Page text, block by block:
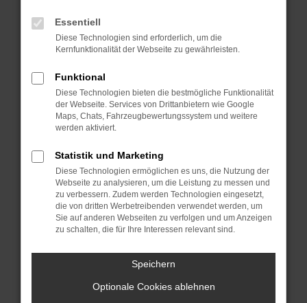
Laden andere Webseiten, zum Beispiel deine
Suchmaschine?
Prüfe deine Browsererweiterungen.
Manche Erweiterungen, wie Werbeblocker,
können das Laden bestimmter Seiten
verhindern. Funktioniert die Seite in einem
anderen Browser oder in einem privaten
Fenster?
Starte dein Gerät neu.
Das kann manchmal helfen, vorübergehende
Probleme zu beheben.
Stelle sicher, dass dein Browser und dein
Betriebssystem auf dem neuesten Stand
sind.
Sicherheitsrisiko, sondern kann auch dazu
unterstützt werden.
Essentiell
Diese Technologien sind erforderlich, um die
Kernfunktionalität der Webseite zu gewährleisten.
Funktional
Diese Technologien bieten die bestmögliche Funktionalität
der Webseite. Services von Drittanbietern wie Google
Maps, Chats, Fahrzeugbewertungssystem und weitere
werden aktiviert.
Statistik und Marketing
Diese Technologien ermöglichen es uns, die Nutzung der
Webseite zu analysieren, um die Leistung zu messen und
zu verbessern. Zudem werden Technologien eingesetzt,
die von dritten Werbetreibenden verwendet werden, um
Sie auf anderen Webseiten zu verfolgen und um Anzeigen
zu schalten, die für Ihre Interessen relevant sind.
Speichern
Optionale Cookies ablehnen